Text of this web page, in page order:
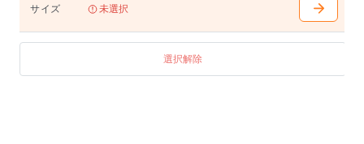
※受注生産のため、30日から45日のお時間を頂きます
サイズ 未選択
選択解除